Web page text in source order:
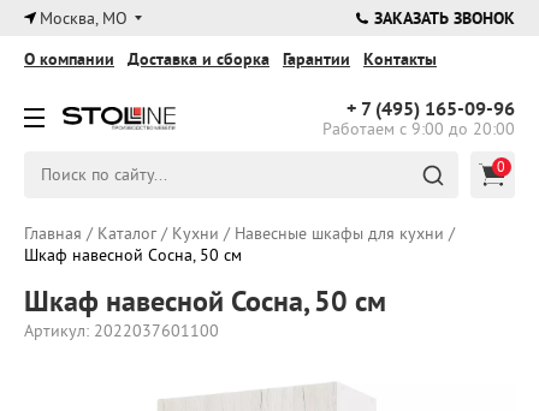
×
Москва, МО ЗАКАЗАТЬ ЗВОНОК
+ 7 (495) 165-09-96
Работаем с 9:00 до 20:00
О компании Доставка и сборка Гарантии Контакты
0
Главная / Каталог/ Кухни / Навесные шкафы для кухни /
Шкаф навесной Сосна, 50 см
Шкаф навесной Сосна, 50 см
Артикул: 2022037601100